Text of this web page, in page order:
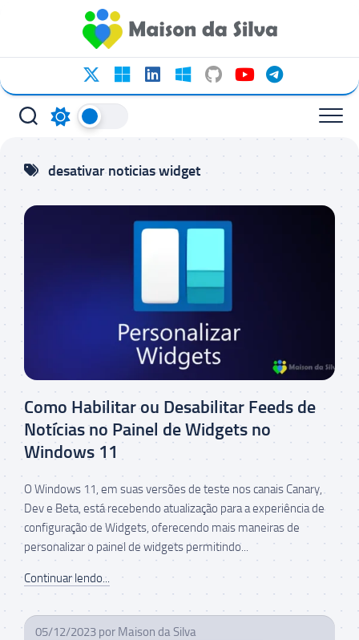
conteúdo
desativar noticias widget
Como Habilitar ou Desabilitar Feeds de
Notícias no Painel de Widgets no
Windows 11
O Windows 11, em suas versões de teste nos canais Canary,
Dev e Beta, está recebendo atualização para a experiência de
configuração de Widgets, oferecendo mais maneiras de
personalizar o painel de widgets permitindo...
Continuar lendo...
05/12/2023 por Maison da Silva